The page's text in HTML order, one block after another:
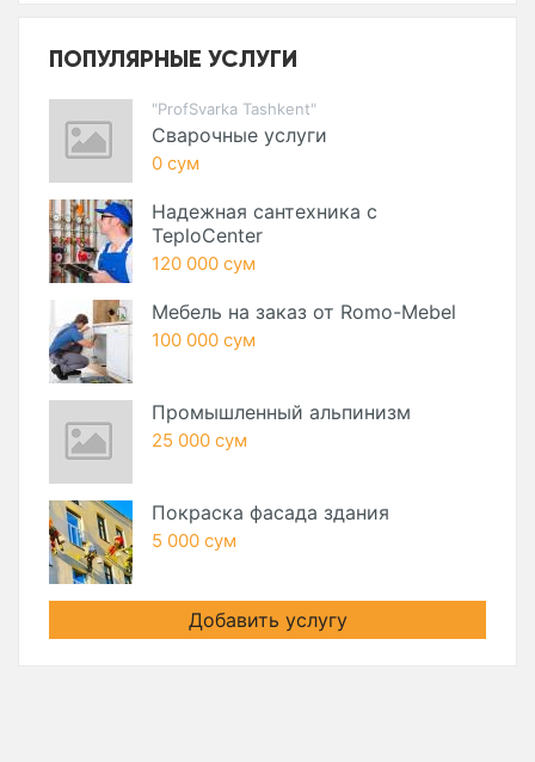
ПОПУЛЯРНЫЕ УСЛУГИ
"ProfSvarka Tashkent"
Сварочные услуги
0 сум
Надежная сантехника с
TeploCenter
120 000 сум
Мебель на заказ от Romo-Mebel
100 000 сум
Промышленный альпинизм
25 000 сум
Покраска фасада здания
5 000 сум
Добавить услугу